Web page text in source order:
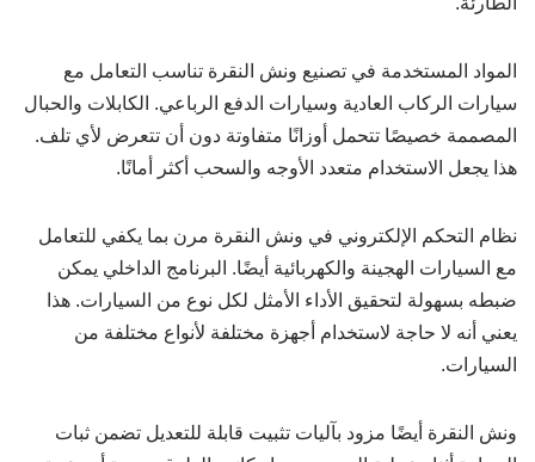
المواد المستخدمة في تصنيع ونش النقرة تناسب التعامل مع
سيارات الركاب العادية وسيارات الدفع الرباعي. الكابلات والحبال
المصممة خصيصًا تتحمل أوزانًا متفاوتة دون أن تتعرض لأي تلف.
هذا يجعل الاستخدام متعدد الأوجه والسحب أكثر أمانًا.
نظام التحكم الإلكتروني في ونش النقرة مرن بما يكفي للتعامل
مع السيارات الهجينة والكهربائية أيضًا. البرنامج الداخلي يمكن
ضبطه بسهولة لتحقيق الأداء الأمثل لكل نوع من السيارات. هذا
يعني أنه لا حاجة لاستخدام أجهزة مختلفة لأنواع مختلفة من
السيارات.
ونش النقرة أيضًا مزود بآليات تثبيت قابلة للتعديل تضمن ثبات